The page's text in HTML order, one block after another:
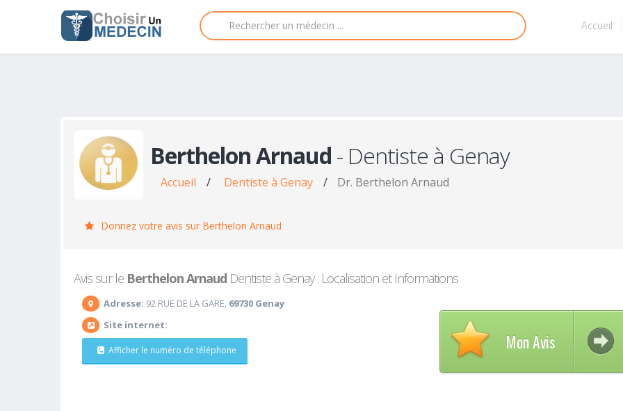
Accueil
Berthelon Arnaud - Dentiste à Genay
Accueil / Dentiste à Genay / Dr. Berthelon Arnaud
Donnez votre avis sur Berthelon Arnaud
Avis sur le Berthelon Arnaud Dentiste à Genay : Localisation et Informations
Adresse: 92 RUE DE LA GARE, 69730 Genay
Site internet:
Afficher le numéro de téléphone Mon Avis